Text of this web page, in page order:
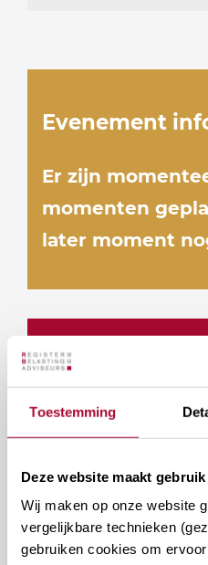
Toestemming
Deze website maakt
Wij maken op onze website
vergelijkbare technieken
gebruiken cookies om
Evenement
Er zijn
momenten
later moment
Docenten
Vragen over
Naar